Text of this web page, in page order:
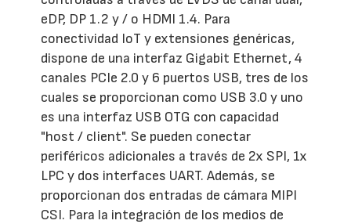
eDP, DP 1.2 y / o HDMI 1.4. Para
conectividad IoT y extensiones genéricas,
dispone de una interfaz Gigabit Ethernet, 4
canales PCIe 2.0 y 6 puertos USB, tres de los
cuales se proporcionan como USB 3.0 y uno
es una interfaz USB OTG con capacidad
"host / client". Se pueden conectar
periféricos adicionales a través de 2x SPI, 1x
LPC y dos interfaces UART. Además, se
proporcionan dos entradas de cámara MIPI
CSI. Para la integración de los medios de